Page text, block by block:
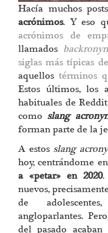
Hacía muchos
acrónimos. Y eso
acrónimos de
llamados
siglas más típicas
aquellos términos
Estos últimos, los
habituales de
comoslang
forman parte de la
A estos slang
hoy, centrándome
a «petar» en 2020.
nuevos,
de
angloparlantes.
del pasado